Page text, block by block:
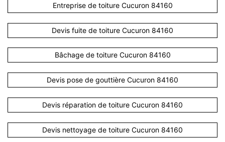
Entreprise de toiture Cucuron 84160
Devis fuite de toiture Cucuron 84160
Bâchage de toiture Cucuron 84160
Devis pose de gouttière Cucuron 84160
Devis réparation de toiture Cucuron 84160
Devis nettoyage de toiture Cucuron 84160